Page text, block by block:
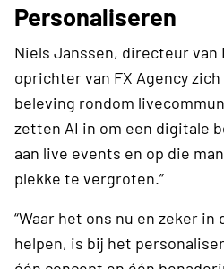
Personaliseren
Niels Janssen, directeur van
oprichter van FX Agency
beleving rondom
zetten AI in om een digitale
aan live events en op die
plekke te vergroten.”
“Waar het ons nu en zeker
helpen, is bij het